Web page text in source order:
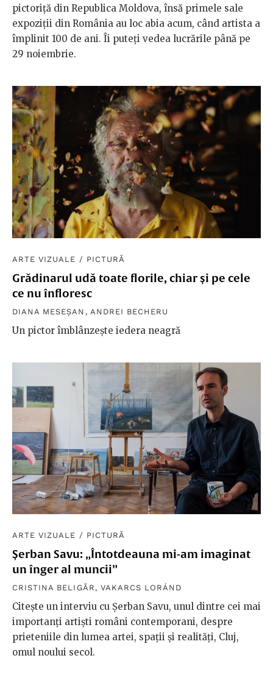
pictoriță din Republica Moldova, însă primele sale
expoziții din România au loc abia acum, când artista a
împlinit 100 de ani. Îi puteți vedea lucrările până pe
29 noiembrie.
ARTE VIZUALE / PICTURĂ
Grădinarul udă toate florile, chiar și pe cele
ce nu înfloresc
DIANA MESEȘAN , ANDREI BECHERU
Un pictor îmblânzește iedera neagră
ARTE VIZUALE / PICTURĂ
Șerban Savu: „Întotdeauna mi-am imaginat
un înger al muncii”
CRISTINA BELIGĂR , VAKARCS LORÁND
Citește un interviu cu Șerban Savu, unul dintre cei mai
importanți artiști români contemporani, despre
prieteniile din lumea artei, spații și realități, Cluj,
omul noului secol.